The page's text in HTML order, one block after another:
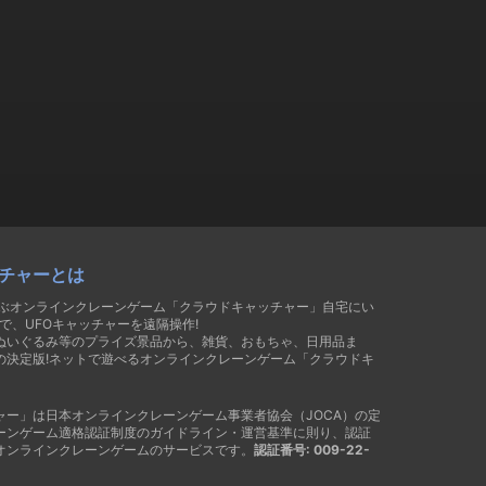
ャーとは
オンラインクレーンゲーム「クラウドキャッチャー」自宅にい
、UFOキャッチャーを遠隔操作!
いぐるみ等のプライズ景品から、雑貨、おもちゃ、日用品ま
決定版!ネットで遊べるオンラインクレーンゲーム「クラウドキ
ー」は日本オンラインクレーンゲーム事業者協会（JOCA）の定
ンゲーム適格認証制度のガイドライン・運営基準に則り、認証
ラインクレーンゲームのサービスです。 認証番号: 009-22-